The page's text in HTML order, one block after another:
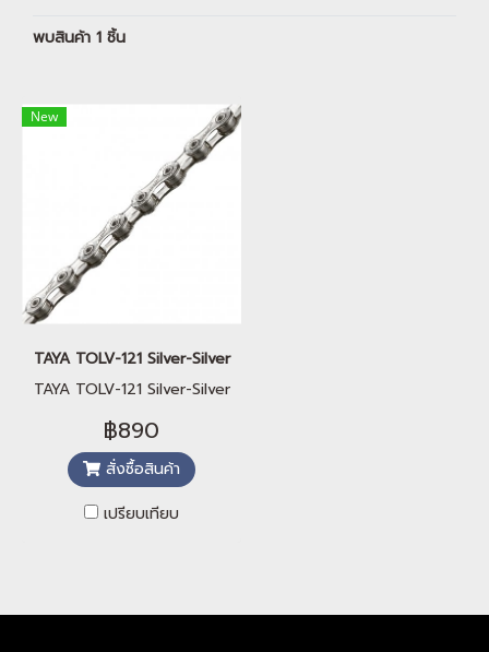
พบสินค้า 1 ชิ้น
New
TAYA TOLV-121 Silver-Silver
TAYA TOLV-121 Silver-Silver
฿890
สั่งซื้อสินค้า
เปรียบเทียบ